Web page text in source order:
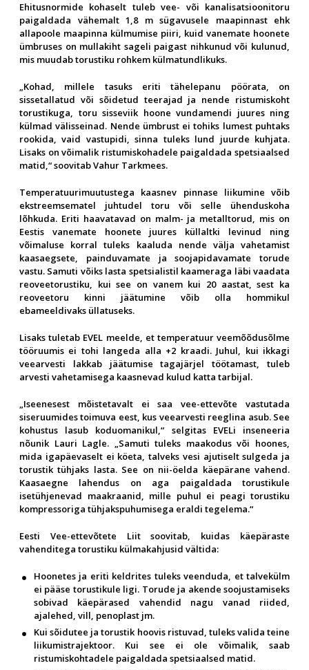
Ehitusnormide kohaselt tuleb vee- või kanalisatsioonitoru
paigaldada vähemalt 1,8 m sügavusele maapinnast ehk
allapoole maapinna külmumise piiri, kuid vanemate hoonete
ümbruses on mullakiht sageli paigast nihkunud või kulunud,
mis muudab torustiku rohkem külmatundlikuks.
„Kohad, millele tasuks eriti tähelepanu pöörata, on
sissetallatud või sõidetud teerajad ja nende ristumiskoht
torustikuga, toru sisseviik hoone vundamendi juures ning
külmad välisseinad. Nende ümbrust ei tohiks lumest puhtaks
rookida, vaid vastupidi, sinna tuleks lund juurde kuhjata.
Lisaks on võimalik ristumiskohadele paigaldada spetsiaalsed
matid,“ soovitab Vahur Tarkmees.
Temperatuurimuutustega kaasnev pinnase liikumine võib
ekstreemsematel juhtudel toru või selle ühenduskoha
lõhkuda. Eriti haavatavad on malm- ja metalltorud, mis on
Eestis vanemate hoonete juures küllaltki levinud ning
võimaluse korral tuleks kaaluda nende välja vahetamist
kaasaegsete, painduvamate ja soojapidavamate torude
vastu. Samuti võiks lasta spetsialistil kaameraga läbi vaadata
reoveetorustiku, kui see on vanem kui 20 aastat, sest ka
reoveetoru kinni jäätumine võib olla hommikul
ebameeldivaks üllatuseks.
Lisaks tuletab EVEL meelde, et temperatuur veemõõdusõlme
tööruumis ei tohi langeda alla +2 kraadi. Juhul, kui ikkagi
veearvesti lakkab jäätumise tagajärjel töötamast, tuleb
arvesti vahetamisega kaasnevad kulud katta tarbijal.
„Iseenesest mõistetavalt ei saa vee-ettevõte vastutada
siseruumides toimuva eest, kus veearvesti reeglina asub. See
kohustus lasub koduomanikul,“ selgitas EVELi inseneeria
nõunik Lauri Lagle. „Samuti tuleks maakodus või hoones,
mida igapäevaselt ei köeta, talveks vesi ajutiselt sulgeda ja
torustik tühjaks lasta. See on nii-öelda käepärane vahend.
Kaasaegne lahendus on aga paigaldada torustikule
isetühjenevad maakraanid, mille puhul ei peagi torustiku
kompressoriga tühjakspuhumisega eraldi tegelema.“
Eesti Vee-ettevõtete Liit soovitab, kuidas käepäraste
vahenditega torustiku külmakahjusid vältida:
Hoonetes ja eriti keldrites tuleks veenduda, et talvekülm
ei pääse torustikule ligi. Torude ja akende soojustamiseks
sobivad käepärased vahendid nagu vanad riided,
ajalehed, vill, penoplast jm.
Kui sõidutee ja torustik hoovis ristuvad, tuleks valida teine
liikumistrajektoor. Kui see ei ole võimalik, saab
ristumiskohtadele paigaldada spetsiaalsed matid.